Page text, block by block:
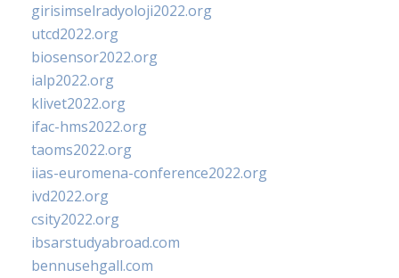
girisimselradyoloji2022.org
utcd2022.org
biosensor2022.org
ialp2022.org
klivet2022.org
ifac-hms2022.org
taoms2022.org
iias-euromena-conference2022.org
ivd2022.org
csity2022.org
ibsarstudyabroad.com
bennusehgall.com